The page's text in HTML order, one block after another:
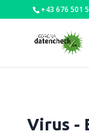
+43 676 501
Virus -